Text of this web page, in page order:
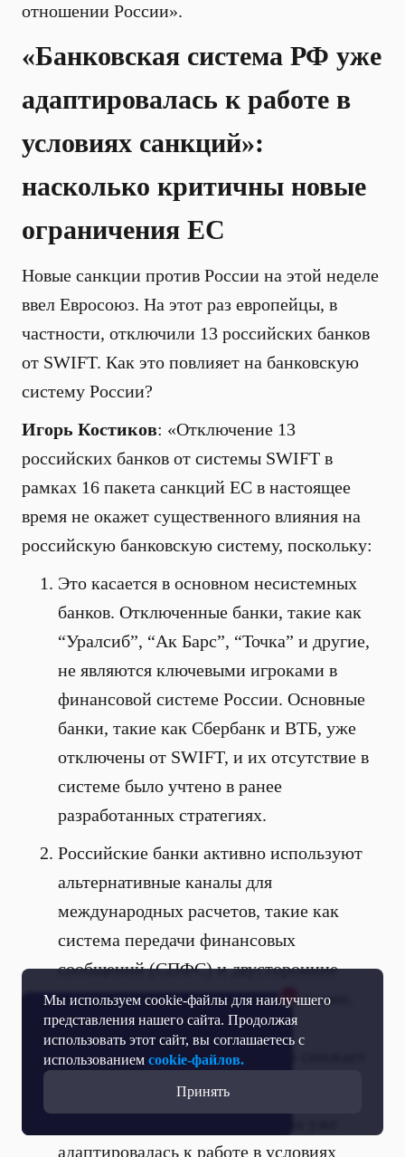
Мы используем cookie-файлы для наилучшего
представления нашего сайта. Продолжая
использовать этот сайт, вы соглашаетесь с
использованием cookie-файлов.
Принять
отношении России».
«Банковская система РФ уже
адаптировалась к работе в
условиях санкций»:
насколько критичны новые
ограничения ЕС
Новые санкции против России на этой неделе
ввел Евросоюз. На этот раз европейцы, в
частности, отключили 13 российских банков
от SWIFT. Как это повлияет на банковскую
систему России?
Игорь Костиков: «Отключение 13
российских банков от системы SWIFT в
рамках 16 пакета санкций ЕС в настоящее
время не окажет существенного влияния на
российскую банковскую систему, поскольку:
Это касается в основном несистемных
банков. Отключенные банки, такие как
“Уралсиб”, “Ак Барс”, “Точка” и другие,
не являются ключевыми игроками в
финансовой системе России. Основные
банки, такие как Сбербанк и ВТБ, уже
отключены от SWIFT, и их отсутствие в
системе было учтено в ранее
разработанных стратегиях.
Российские банки активно используют
альтернативные каналы для
международных расчетов, такие как
система передачи финансовых
сообщений (СПФС) и двусторонние
соглашения с другими государствами.
Это позволяет им продолжать
международные операции, что снижает
зависимость от SWIFT.
адаптировалась к работе в условиях